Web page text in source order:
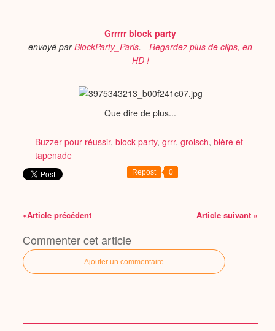
Grrrrr block party
envoyé parBlockParty_Paris. -Regardez plus de clips, en
HD !
Que dire de plus...
Buzzer pour réussir,block party,grrr,grolsch,bière et
tapenade
Repost 0
«Article précédent Article suivant »
Commenter cet article
Ajouter un commentaire